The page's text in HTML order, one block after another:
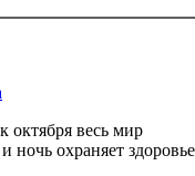
октября весь мир
ночь охраняет здоровье